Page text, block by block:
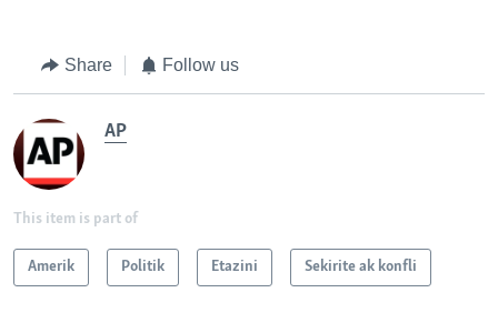
Share Follow us
AP
This item is part of
Amerik Politik Etazini Sekirite ak konfli